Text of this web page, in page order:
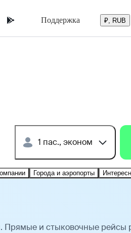
Поддержка ₽, RUB
1 пас., эконом
Города и аэропорты
и стыковочные рейсы